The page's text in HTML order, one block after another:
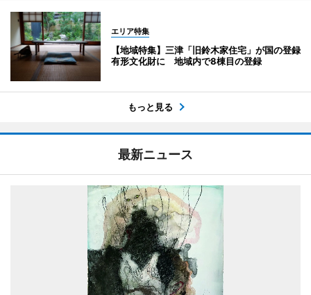
エリア特集
【地域特集】三津「旧鈴木家住宅」が国の登録
有形文化財に 地域内で8棟目の登録
もっと見る
最新ニュース